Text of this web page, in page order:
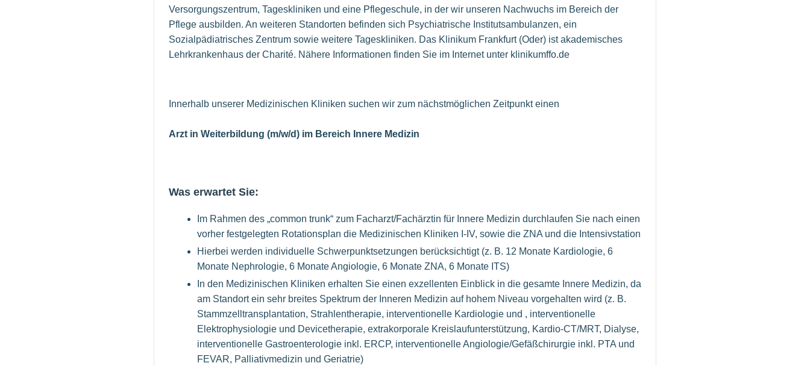
Versorgungszentrum, Tageskliniken und eine Pflegeschule, in der wir unseren Nachwuchs im Bereich der
Pflege ausbilden. An weiteren Standorten befinden sich Psychiatrische Institutsambulanzen, ein
Sozialpädiatrisches Zentrum sowie weitere Tageskliniken. Das Klinikum Frankfurt (Oder) ist akademisches
Lehrkrankenhaus der Charité. Nähere Informationen finden Sie im Internet unter klinikumffo.de
Innerhalb unserer Medizinischen Kliniken suchen wir zum nächstmöglichen Zeitpunkt einen
Arzt in Weiterbildung (m/w/d) im Bereich Innere Medizin
Was erwartet Sie:
Im Rahmen des „common trunk“ zum Facharzt/Fachärztin für Innere Medizin durchlaufen Sie nach einen
vorher festgelegten Rotationsplan die Medizinischen Kliniken I-IV, sowie die ZNA und die Intensivstation
Hierbei werden individuelle Schwerpunktsetzungen berücksichtigt (z. B. 12 Monate Kardiologie, 6
Monate Nephrologie, 6 Monate Angiologie, 6 Monate ZNA, 6 Monate ITS)
In den Medizinischen Kliniken erhalten Sie einen exzellenten Einblick in die gesamte Innere Medizin, da
am Standort ein sehr breites Spektrum der Inneren Medizin auf hohem Niveau vorgehalten wird (z. B.
Stammzelltransplantation, Strahlentherapie, interventionelle Kardiologie und , interventionelle
Elektrophysiologie und Devicetherapie, extrakorporale Kreislaufunterstützung, Kardio-CT/MRT, Dialyse,
interventionelle Gastroenterologie inkl. ERCP, interventionelle Angiologie/Gefäßchirurgie inkl. PTA und
FEVAR, Palliativmedizin und Geriatrie)